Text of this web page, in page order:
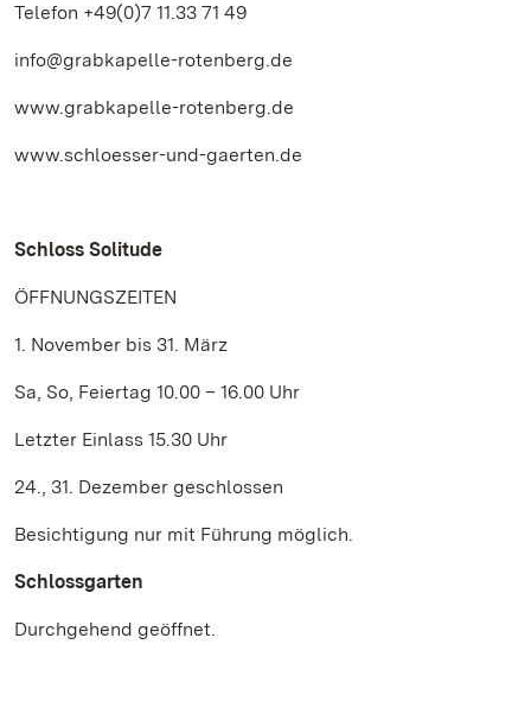
Telefon +49(0)7 11.33 71 49
info@grabkapelle-rotenberg.de
www.grabkapelle-rotenberg.de
www.schloesser-und-gaerten.de
Schloss Solitude
ÖFFNUNGSZEITEN
1. November bis 31. März
Sa, So, Feiertag 10.00 – 16.00 Uhr
Letzter Einlass 15.30 Uhr
24., 31. Dezember geschlossen
Besichtigung nur mit Führung möglich.
Schlossgarten
Durchgehend geöffnet.